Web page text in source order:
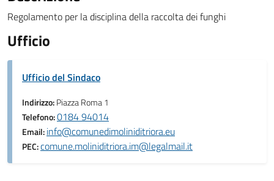
Regolamento per la disciplina della raccolta dei funghi
Ufficio
Ufficio del Sindaco
Indirizzo:Piazza Roma 1
Telefono:0184 94014
Email:info@comunedimoliniditriora.eu
PEC:comune.moliniditriora.im@legalmail.it